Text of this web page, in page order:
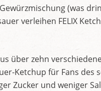
(was
verleihen FELIX
über zehn
Ketchup für Fans des
Zucker und weniger